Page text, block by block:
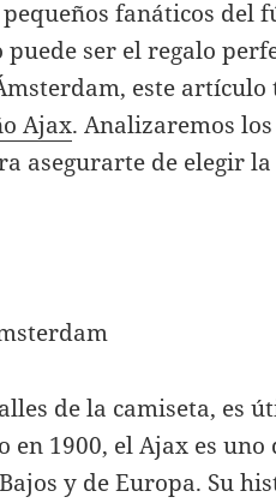
fanáticos del
ser el regalo
este artículo
Ajax. Analizaremos
asegurarte de elegir
de la camiseta, es
1900, el Ajax es uno
y de Europa. Su